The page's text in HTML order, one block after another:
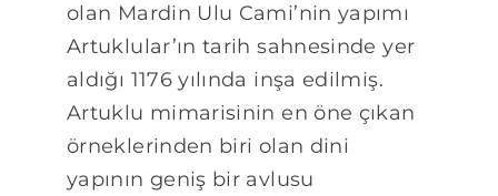
olan Mardin Ulu Cami’nin yapımı
Artuklular’ın tarih sahnesinde yer
aldığı 1176 yılında inşa edilmiş.
Artuklu mimarisinin en öne çıkan
örneklerinden biri olan dini
yapının geniş bir avlusu